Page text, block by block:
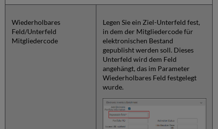
Wiederholbares
Feld/Unterfeld
Mitgliedercode
Legen Sie ein Ziel-Unterfeld fest,
in dem der Mitgliedercode für
elektronischen Bestand
gepublisht werden soll. Dieses
Unterfeld wird dem Feld
angehängt, das im Parameter
Wiederholbares Feld festgelegt
wurde.